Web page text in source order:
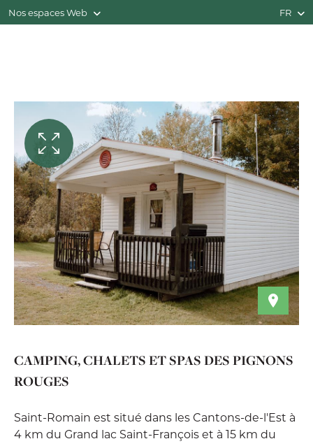
Nos espaces Web FR
CAMPING, CHALETS ET SPAS DES PIGNONS
ROUGES
Saint-Romain est situé dans les Cantons-de-l'Est à
4 km du Grand lac Saint-François et à 15 km du